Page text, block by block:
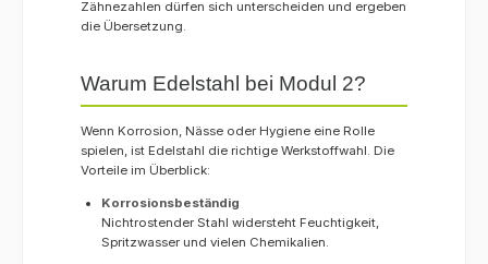
Zähnezahlen dürfen sich unterscheiden und ergeben
die Übersetzung.
Warum Edelstahl bei Modul 2?
Wenn Korrosion, Nässe oder Hygiene eine Rolle
spielen, ist Edelstahl die richtige Werkstoffwahl. Die
Vorteile im Überblick:
Korrosionsbeständig
Nichtrostender Stahl widersteht Feuchtigkeit,
Spritzwasser und vielen Chemikalien.